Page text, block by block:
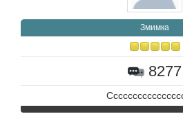
Змимка
8277